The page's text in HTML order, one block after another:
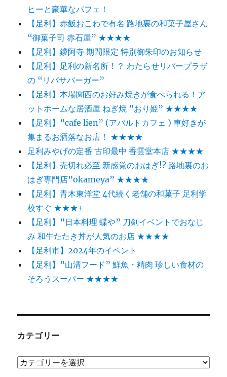
ヒーと豪華なパフェ！
【足利】赤飯おこわで有名 路地裏の和菓子屋さん
“御菓子司 赤石屋” ★★★★
【足利】鑁阿寺 期間限定 特別御朱印のお知らせ
【足利】足利の新名所！？ わたらせリバープラザ
の “リバサバーガー”
【足利】本場関西のお好み焼きが食べられる！ア
ットホームな居酒屋 ねぎ焼 ”おり姫” ★★★★
【足利】”cafe lien” (アバルトカフェ ) 車好きが
集まるお洒落なお店！ ★★★★
足利みやげの定番 古印最中 香雲堂本店 ★★★★
【足利】売切れ必至 新感覚のおはぎ!? 路地裏のお
はぎ専門店”okameya” ★★★★
【足利】青木東洋堂 4代続く老舗の和菓子 足利学
校すぐ ★★★+
【足利】”日本料理 蝶や” 刀剣イベントでおなじ
み 和牛たたき丼が人気のお店 ★★★★
【足利市】2024年のイベント
【足利】”山清フード” 鮮魚・精肉 珍しい食材の
そろうスーパー ★★★★
カテゴリー
カ